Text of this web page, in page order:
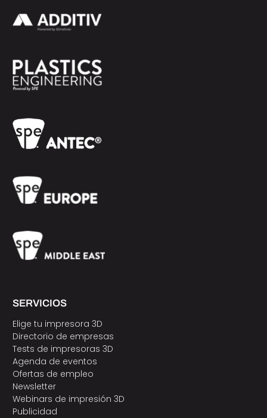
SERVICIOS
Elige tu impresora 3D
Directorio de empresas
Tests de impresoras 3D
Agenda de eventos
Ofertas de empleo
Newsletter
Webinars de impresión 3D
Publicidad